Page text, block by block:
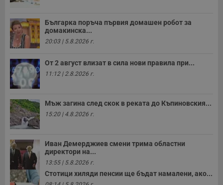
Българка поръча първия домашен робот за
домакинска...
20:03 | 5.8.2026 г.
От 2 август влизат в сила нови правила при...
11:12 | 2.8.2026 г.
Мъж загина след скок в реката до Къпиновския...
15:20 | 4.8.2026 г.
Иван Демерджиев смени трима областни
директори на...
13:55 | 5.8.2026 г.
Стотици хиляди пенсии ще бъдат намалени, ако...